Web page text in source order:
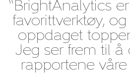
“BrightAnalytics
favorittverktøy,
oppdaget
Jeg ser frem til å
rapportene våre